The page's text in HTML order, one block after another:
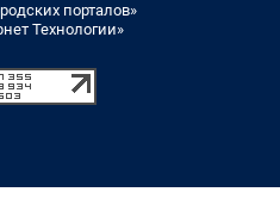
порталов»
Технологии»